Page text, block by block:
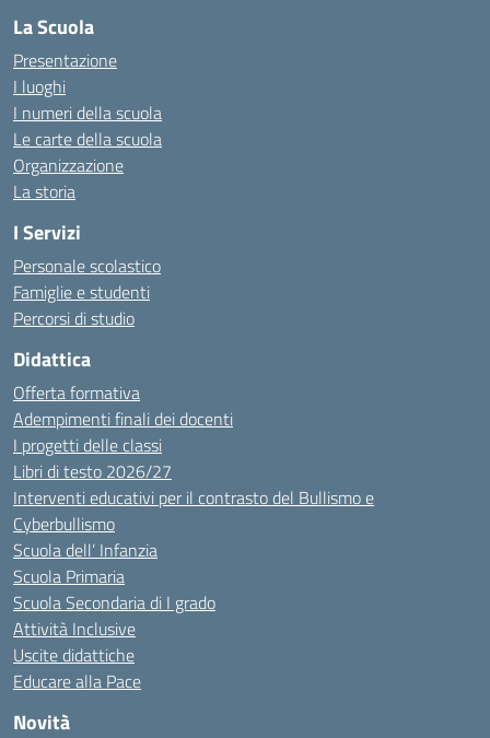
La Scuola
Presentazione
I luoghi
I numeri della scuola
Le carte della scuola
Organizzazione
La storia
I Servizi
Personale scolastico
Famiglie e studenti
Percorsi di studio
Didattica
Offerta formativa
Adempimenti finali dei docenti
I progetti delle classi
Libri di testo 2026/27
Interventi educativi per il contrasto del Bullismo e
Cyberbullismo
Scuola dell’ Infanzia
Scuola Primaria
Scuola Secondaria di I grado
Attività Inclusive
Uscite didattiche
Educare alla Pace
Novità